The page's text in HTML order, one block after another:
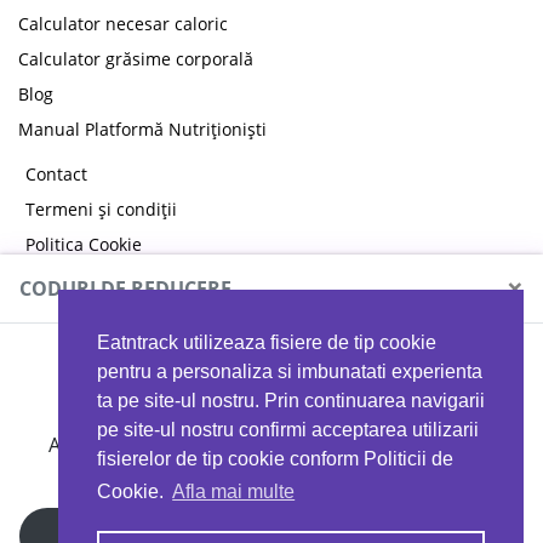
Eatntrack utilizeaza fisiere de tip cookie
pentru a personaliza si imbunatati experienta
ta pe site-ul nostru. Prin continuarea navigarii
pe site-ul nostru confirmi acceptarea utilizarii
fisierelor de tip cookie conform Politicii de
Cookie. Afla mai multe
Calculator necesar caloric
Calculator grăsime corporală
Blog
Manual Platformă Nutriționiști
Contact
Termeni și condiții
Politica Cookie
Politica de confidențialitate
CODURI DE REDUCERE ×
MYPROTEIN
Ai 40%reducere la orice comandă folosind codul
EATTRACK
Profită acum